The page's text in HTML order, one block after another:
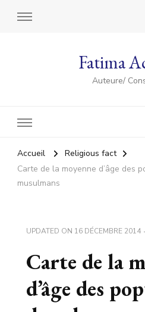
Fatima
Auteure/
Accueil
Religious fact
Carte de la moyenne d’âge des
musulmans
UPDATED ON 16 DÉCEMBRE 2014
Carte de la
d’âge des